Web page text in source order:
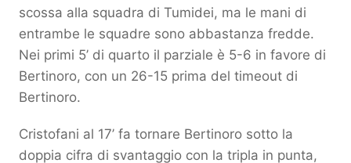
scossa alla squadra di Tumidei, ma le mani di
entrambe le squadre sono abbastanza fredde.
Nei primi 5’ di quarto il parziale è 5-6 in favore di
Bertinoro, con un 26-15 prima del timeout di
Bertinoro.
Cristofani al 17’ fa tornare Bertinoro sotto la
doppia cifra di svantaggio con la tripla in punta,